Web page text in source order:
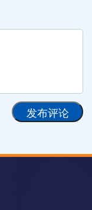
发布评论